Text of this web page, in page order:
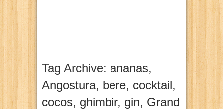
Tag Archive: ananas,
Angostura, bere, cocktail,
cocos, ghimbir, gin, Grand